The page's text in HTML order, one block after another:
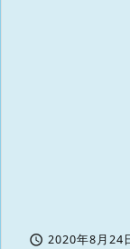
 2020年8月24